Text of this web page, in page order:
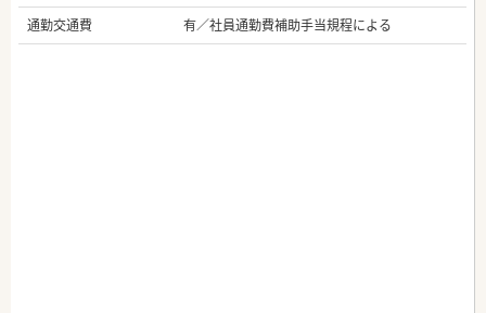
通勤交通費
有／社員通勤費補助手当規程による